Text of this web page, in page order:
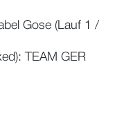
Gose (Lauf 1 /
TEAM GER